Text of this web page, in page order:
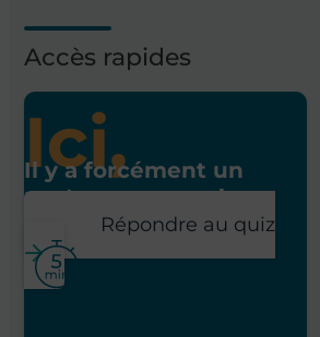
Accès rapides
Ici,
Il y a forcément un
poste pour vous !
Répondre au quiz